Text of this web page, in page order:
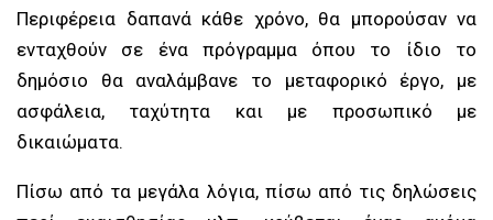
Περιφέρεια δαπανά κάθε χρόνο, θα μπορούσαν να
ενταχθούν σε ένα πρόγραμμα όπου το ίδιο το
δημόσιο θα αναλάμβανε το μεταφορικό έργο, με
ασφάλεια, ταχύτητα και με προσωπικό με
δικαιώματα.
Πίσω από τα μεγάλα λόγια, πίσω από τις δηλώσεις